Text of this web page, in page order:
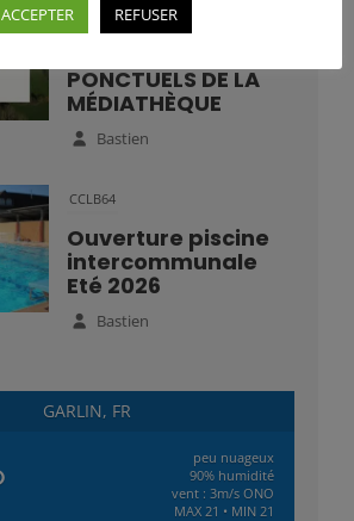
HORAIRES
PONCTUELS DE LA
MÉDIATHÈQUE
Bastien
CCLB64
Ouverture piscine
intercommunale
Eté 2026
Bastien
GARLIN, FR
peu nuageux
90% humidité
vent : 3m/s ONO
MAX 21 • MIN 21
ACCEPTER REFUSER